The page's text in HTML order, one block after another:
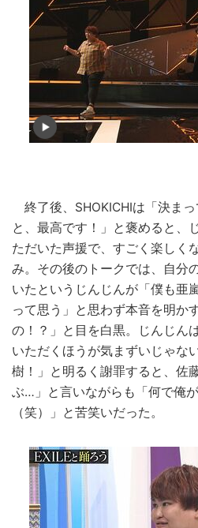
終了後、SHOKICHIは「決ま
と、最高です！」と褒めると、
ただいた声援で、すごく楽しく
み。その後のトークでは、自分
いたというじんじんが「僕も亜
って思う」と思わず本音を明か
の！？」と目を白黒。じんじん
いただくほうが気まずいじゃな
樹！」と明るく謝罪すると、佐
ぶ…」と言いながらも「何で俺
（笑）」と苦笑いだった。